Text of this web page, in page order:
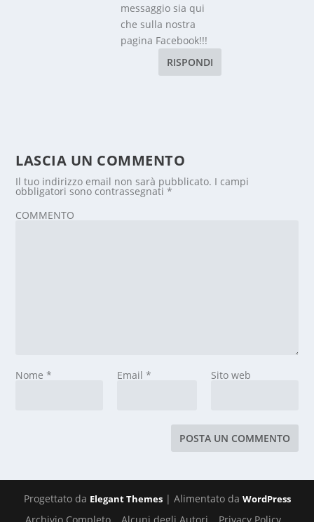
messaggio sia qui
che sulla nostra
pagina Facebook!!!
RISPONDI
LASCIA UN COMMENTO
Il tuo indirizzo email non sarà pubblicato. I campi
obbligatori sono contrassegnati*
COMMENTO
Nome* Email * Sito web
Progettato da Elegant Themes| Alimentato da WordPress